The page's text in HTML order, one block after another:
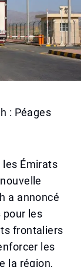
: Péages
Émirats
a annoncé
pour les
frontaliers
les
la région,